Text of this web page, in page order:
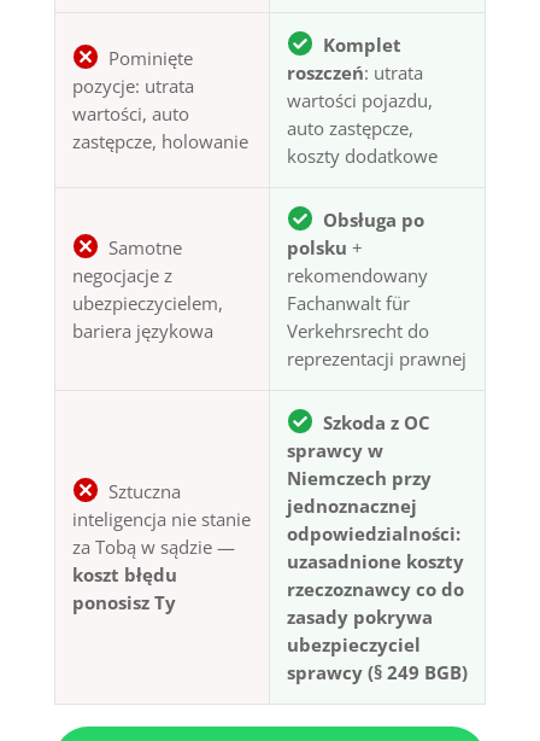
Pominięte
pozycje: utrata
wartości, auto
zastępcze, holowanie
Komplet
roszczeń: utrata
wartości pojazdu,
auto zastępcze,
koszty dodatkowe
Samotne
negocjacje z
ubezpieczycielem,
bariera językowa
Obsługa po
polsku +
rekomendowany
Fachanwalt für
Verkehrsrecht do
reprezentacji prawnej
Sztuczna
inteligencja nie stanie
za Tobą w sądzie —
koszt błędu
ponosisz Ty
Szkoda z OC
sprawcy w
Niemczech przy
jednoznacznej
odpowiedzialności:
uzasadnione koszty
rzeczoznawcy co do
zasady pokrywa
ubezpieczyciel
sprawcy (§ 249 BGB)